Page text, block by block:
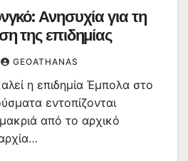
Ανησυχία για τη
της επιδημίας
GEOATHANAS
η επιδημία Έμπολα στο
εντοπίζονται
από το αρχικό